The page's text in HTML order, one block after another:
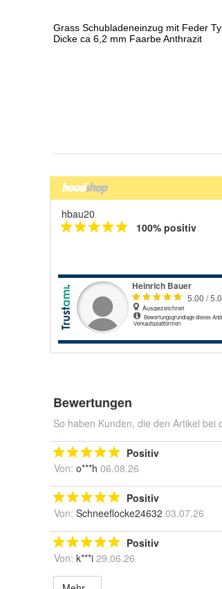
hbau20
100% positiv
Bewertungen
So haben Kunden, die den Artikel
Positiv
Von: o***h 06.08.26
Positiv
Von: Schneeflocke24632 03.07.26
Positiv
Von: k***i 29.06.26